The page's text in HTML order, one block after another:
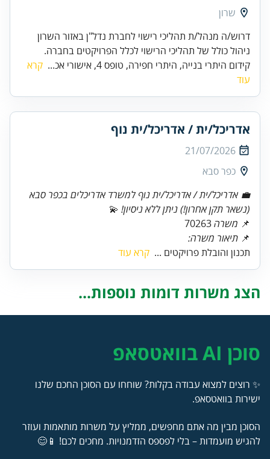
שרון
ניהול כולל של תהליכי הרישוי לכלל הפרויקטים בחברה.
קידום היתרי בנייה, היתרי חפירה, טופס 4, אישורי אכ...
קרא
עוד
אדריכל/ית / אדריכל/ית נוף
21/07/2026
כפר סבא
💼 אדריכל/ית / אדריכל/ית נוף למשרד אדריכלים בכפר סבא
(נשאר תקן אחרון!) ניתן ללא ניסיון!
📌 משרה
📌 תיאור משרה:
תכנון והובלת פרויקטים ... קרא עוד
הצג משרות דומות נוספות...
סוכן AI בוואטסאפ
✨ רוצים למצוא עבודה בקלות? שוחחו עם הסוכן החכם שלנו
ישירות בוואטסאפ.
הסוכן מבין מה אתם מחפשים, ממליץ על משרות מותאמות ועוזר
להגיש מועמדות – בלי לפספס הזדמנויות. מחכים לכם! 📱😊